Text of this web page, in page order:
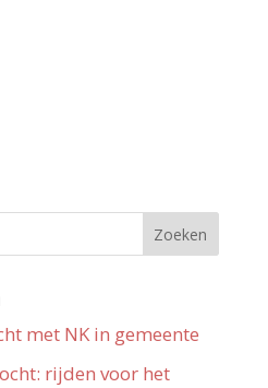
met NK in gemeente
rijden voor het